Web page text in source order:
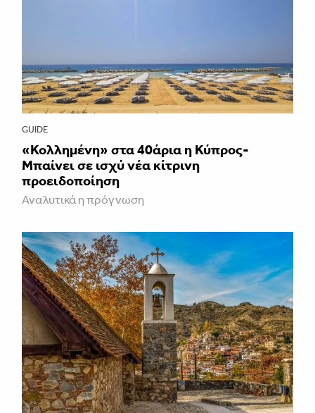
GUIDE
«Κολλημένη» στα 40άρια η Κύπρος-
Μπαίνει σε ισχύ νέα κίτρινη
προειδοποίηση
Αναλυτικά η πρόγνωση